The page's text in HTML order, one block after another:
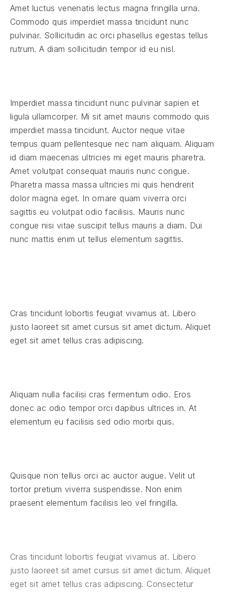
Amet luctus venenatis lectus magna fringilla urna.
Commodo quis imperdiet massa tincidunt nunc
pulvinar. Sollicitudin ac orci phasellus egestas tellus
rutrum. A diam sollicitudin tempor id eu nisl.
Imperdiet massa tincidunt nunc pulvinar sapien et
ligula ullamcorper. Mi sit amet mauris commodo quis
imperdiet massa tincidunt. Auctor neque vitae
tempus quam pellentesque nec nam aliquam. Aliquam
id diam maecenas ultricies mi eget mauris pharetra.
Amet volutpat consequat mauris nunc congue.
Pharetra massa massa ultricies mi quis hendrerit
dolor magna eget. In ornare quam viverra orci
sagittis eu volutpat odio facilisis. Mauris nunc
congue nisi vitae suscipit tellus mauris a diam. Dui
nunc mattis enim ut tellus elementum sagittis.
Cras tincidunt lobortis feugiat vivamus at. Libero
justo laoreet sit amet cursus sit amet dictum. Aliquet
eget sit amet tellus cras adipiscing.
Aliquam nulla facilisi cras fermentum odio. Eros
donec ac odio tempor orci dapibus ultrices in. At
elementum eu facilisis sed odio morbi quis.
Quisque non tellus orci ac auctor augue. Velit ut
tortor pretium viverra suspendisse. Non enim
praesent elementum facilisis leo vel fringilla.
Cras tincidunt lobortis feugiat vivamus at. Libero
justo laoreet sit amet cursus sit amet dictum. Aliquet
eget sit amet tellus cras adipiscing. Consectetur